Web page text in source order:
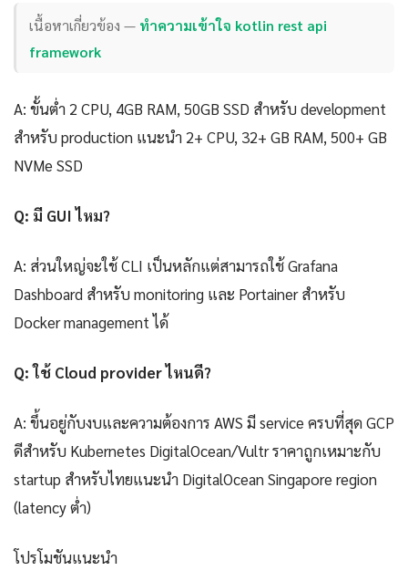
เนื้อหาเกี่ยวข้อง — ทำความเข้าใจ kotlin rest api
framework
A: ขั้นต่ำ 2 CPU, 4GB RAM, 50GB SSD สำหรับ development
สำหรับ production แนะนำ 2+ CPU, 32+ GB RAM, 500+ GB
NVMe SSD
Q: มี GUI ไหม?
A: ส่วนใหญ่จะใช้ CLI เป็นหลักแต่สามารถใช้ Grafana
Dashboard สำหรับ monitoring และ Portainer สำหรับ
Docker management ได้
Q: ใช้ Cloud provider ไหนดี?
A: ขึ้นอยู่กับงบและความต้องการ AWS มี service ครบที่สุด GCP
ดีสำหรับ Kubernetes DigitalOcean/Vultr ราคาถูกเหมาะกับ
startup สำหรับไทยแนะนำ DigitalOcean Singapore region
(latency ต่ำ)
โปรโมชันแนะนำ